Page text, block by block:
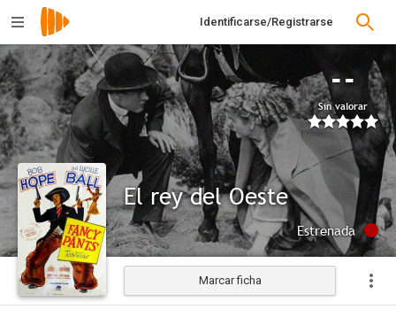
Identificarse/Registrarse
--
Sin valorar
El rey del Oeste
Estrenada
Marcar ficha